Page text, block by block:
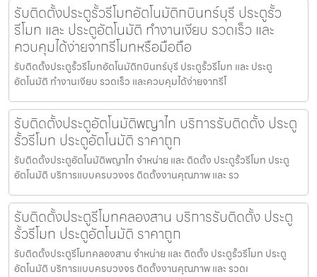
รับติดตั้งประตูรั้วรีโมทอัตโนมัติกบินทร์บุรี ประตูรั้ว
รีโมท และ ประตูอัตโนมัติ ทำงานเงียบ รวดเร็ว และ
ควบคุมได้ง่ายจากรีโมทหรือมือถือ
รับติดตั้งประตูรั้วรีโมทอัตโนมัติกบินทร์บุรี ประตูรั้วรีโมท และ ประตู
อัตโนมัติ ทำงานเงียบ รวดเร็ว และควบคุมได้ง่ายจากรีโ
รับติดตั้งประตูอัตโนมัติพญาไท บริการรับติดตั้ง ประตู
รั้วรีโมท ประตูอัตโนมัติ ราคาถูก
รับติดตั้งประตูอัตโนมัติพญาไท จำหน่าย และ ติดตั้ง ประตูรั้วรีโมท ประตู
อัตโนมัติ บริการแบบครบวงจร ติดตั้งงานคุณภาพ และ รว
รับติดตั้งประตูรีโมทคลองสาน บริการรับติดตั้ง ประตู
รั้วรีโมท ประตูอัตโนมัติ ราคาถูก
รับติดตั้งประตูรีโมทคลองสาน จำหน่าย และ ติดตั้ง ประตูรั้วรีโมท ประตู
อัตโนมัติ บริการแบบครบวงจร ติดตั้งงานคุณภาพ และ รวดเ